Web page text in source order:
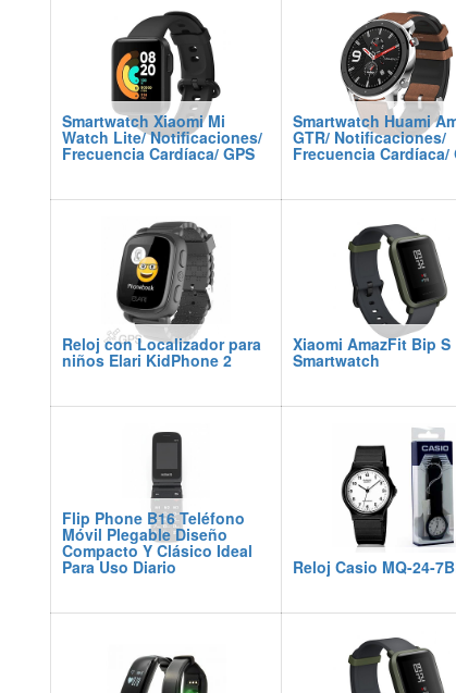
Smartwatch Xiaomi Mi
Watch Lite/ Notificaciones/
Frecuencia Cardíaca/ GPS
Smartwatch Huami
GTR/ Notificaciones/
Frecuencia Cardíaca/
Reloj con Localizador para
niños Elari KidPhone 2
Xiaomi AmazFit Bip S
Smartwatch
Flip Phone B16 Teléfono
Móvil Plegable Diseño
Compacto Y Clásico Ideal
Para Uso Diario Reloj Casio MQ-24-